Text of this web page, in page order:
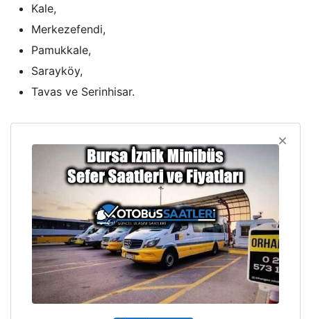
Kale,
Merkezefendi,
Pamukkale,
Sarayköy,
Tavas ve Serinhisar.